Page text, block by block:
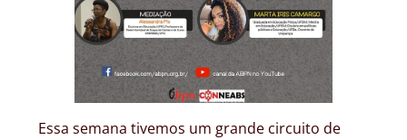
Essa semana tivemos um grande circuito de